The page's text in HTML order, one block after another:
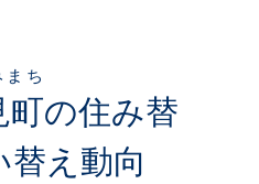
町
まち
の住み替
替え動向